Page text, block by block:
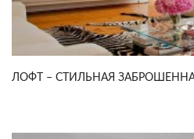
ЛОФТ – СТИЛЬНАЯ